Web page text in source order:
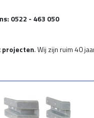
0522 - 463 050
. Wij zijn ruim 40
project. Denkt u